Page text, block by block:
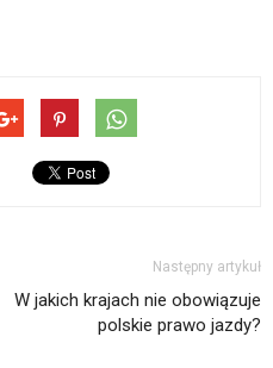
Następny artykuł
W jakich krajach nie obowiązuje
polskie prawo jazdy?